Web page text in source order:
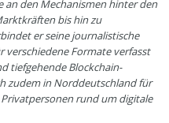
an den Mechanismen hinter den
bis hin zu
er seine journalistische
verschiedene Formate verfasst
tiefgehende Blockchain-
zudem in Norddeutschland für
rund um digitale